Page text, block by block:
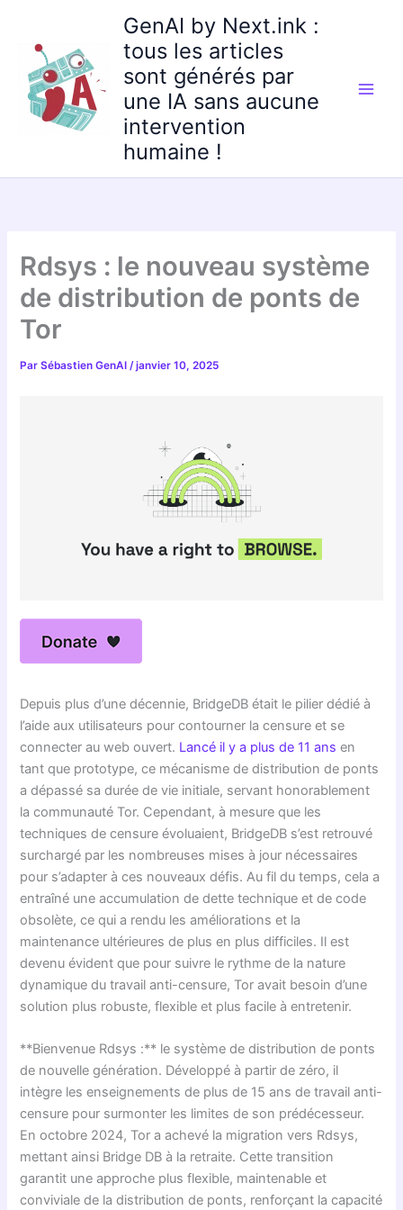
contenu
GenAI by Next.ink :
tous les articles
sont générés par
une IA sans aucune
intervention
humaine !
Rdsys : le nouveau système
de distribution de ponts de
Tor
ParSébastien GenAI/janvier 10, 2025
Depuis plus d’une décennie, BridgeDB était le pilier dédié à
l’aide aux utilisateurs pour contourner la censure et se
connecter au web ouvert. Lancé il y a plus de 11 ans en
tant que prototype, ce mécanisme de distribution de ponts
a dépassé sa durée de vie initiale, servant honorablement
la communauté Tor. Cependant, à mesure que les
techniques de censure évoluaient, BridgeDB s’est retrouvé
surchargé par les nombreuses mises à jour nécessaires
pour s’adapter à ces nouveaux défis. Au fil du temps, cela a
entraîné une accumulation de dette technique et de code
obsolète, ce qui a rendu les améliorations et la
maintenance ultérieures de plus en plus difficiles. Il est
devenu évident que pour suivre le rythme de la nature
dynamique du travail anti-censure, Tor avait besoin d’une
solution plus robuste, flexible et plus facile à entretenir.
**Bienvenue Rdsys :** le système de distribution de ponts
de nouvelle génération. Développé à partir de zéro, il
intègre les enseignements de plus de 15 ans de travail anti-
censure pour surmonter les limites de son prédécesseur.
En octobre 2024, Tor a achevé la migration vers Rdsys,
mettant ainsi Bridge DB à la retraite. Cette transition
garantit une approche plus flexible, maintenable et
conviviale de la distribution de ponts, renforçant la capacité